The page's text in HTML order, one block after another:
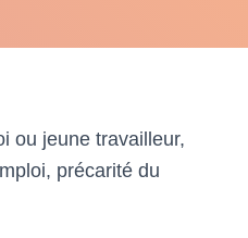
ou jeune travailleur,
précarité du